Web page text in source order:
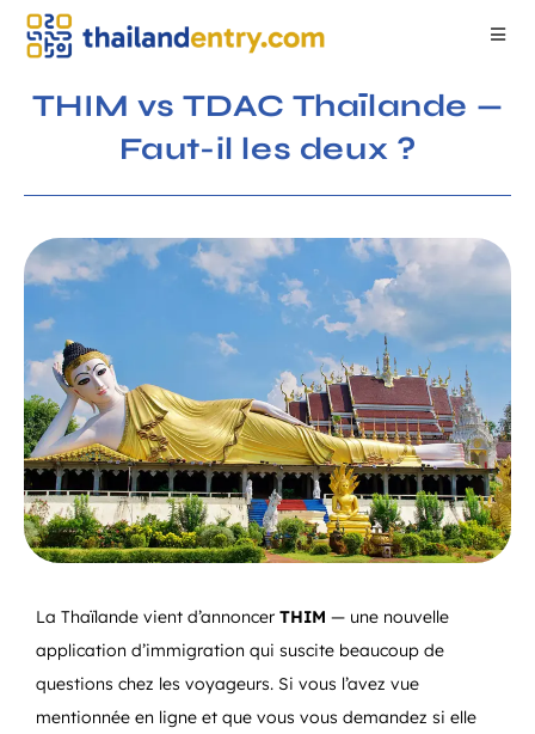
THIM vs TDAC Thaïlande —
Faut-il les deux ?
La Thaïlande vient d’annoncer THIM — une nouvelle
application d’immigration qui suscite beaucoup de
questions chez les voyageurs. Si vous l’avez vue
mentionnée en ligne et que vous vous demandez si elle